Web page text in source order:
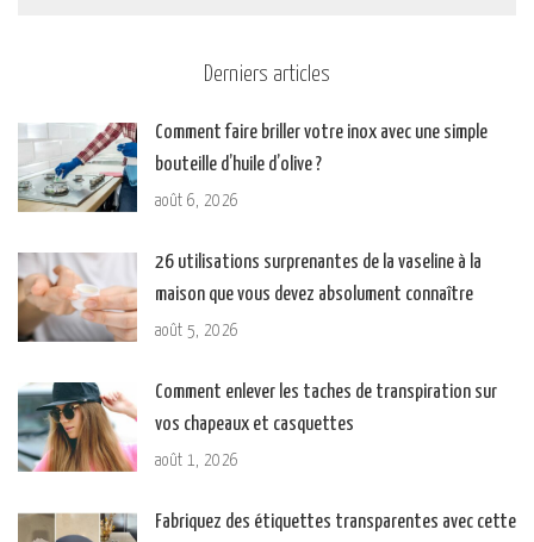
Derniers articles
Comment faire briller votre inox avec une simple
bouteille d’huile d’olive ?
août 6, 2026
26 utilisations surprenantes de la vaseline à la
maison que vous devez absolument connaître
août 5, 2026
Comment enlever les taches de transpiration sur
vos chapeaux et casquettes
août 1, 2026
Fabriquez des étiquettes transparentes avec cette